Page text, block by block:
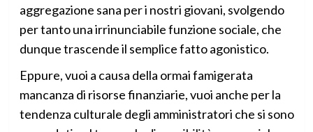
aggregazione sana per i nostri giovani, svolgendo
per tanto una irrinunciabile funzione sociale, che
dunque trascende il semplice fatto agonistico.
Eppure, vuoi a causa della ormai famigerata
mancanza di risorse finanziarie, vuoi anche per la
tendenza culturale degli amministratori che si sono